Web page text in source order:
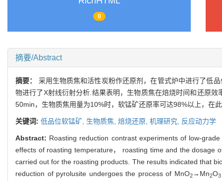
0
摘要/Abstract
摘要： 采用生物质焦和活性炭粉作还原剂，在管式炉中进行了低
物进行了X射线衍射分析.结果表明，生物质焦在焙烧时间和还原
50min，生物质焦用量为10%时，软锰矿还原率可达98%以上，在
关键词: 低品位软锰矿, 生物质焦, 焙烧还原, 机理研究, 反应动力学
Abstract: Roasting reduction contrast experiments of low-
effects of roasting temperature， roasting time and the dosage
carried out for the roasting products. The results indicated that
reduction of pyrolusite undergoes the process of MnO2→Mn2O3